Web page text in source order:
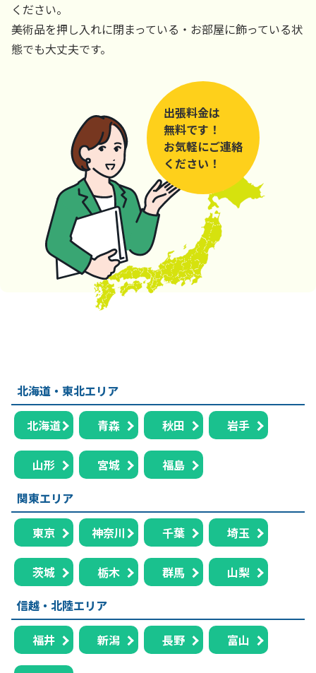
ください。
美術品を押し入れに閉まっている・お部屋に飾っている状
態でも大丈夫です。
出張料金は
無料です！
お気軽にご連絡
ください！
北海道・東北エリア
北海道 青森 秋田 岩手
山形 宮城
福島
関東エリア
東京 神奈川 千葉 埼玉
茨城 栃木 群馬
山梨
信越・北陸エリア
福井 新潟 長野 富山